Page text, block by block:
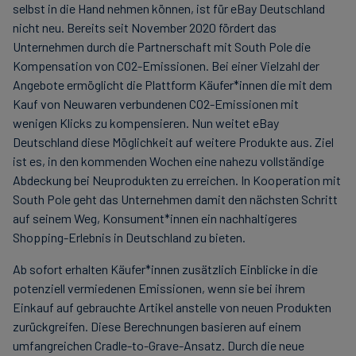
selbst in die Hand nehmen können, ist für eBay Deutschland
nicht neu. Bereits seit November 2020 fördert das
Unternehmen durch die Partnerschaft mit South Pole die
Kompensation von CO2-Emissionen. Bei einer Vielzahl der
Angebote ermöglicht die Plattform Käufer*innen die mit dem
Kauf von Neuwaren verbundenen CO2-Emissionen mit
wenigen Klicks zu kompensieren. Nun weitet eBay
Deutschland diese Möglichkeit auf weitere Produkte aus. Ziel
ist es, in den kommenden Wochen eine nahezu vollständige
Abdeckung bei Neuprodukten zu erreichen. In Kooperation mit
South Pole geht das Unternehmen damit den nächsten Schritt
auf seinem Weg, Konsument*innen ein nachhaltigeres
Shopping-Erlebnis in Deutschland zu bieten.
Ab sofort erhalten Käufer*innen zusätzlich Einblicke in die
potenziell vermiedenen Emissionen, wenn sie bei ihrem
Einkauf auf gebrauchte Artikel anstelle von neuen Produkten
zurückgreifen. Diese Berechnungen basieren auf einem
umfangreichen Cradle-to-Grave-Ansatz. Durch die neue